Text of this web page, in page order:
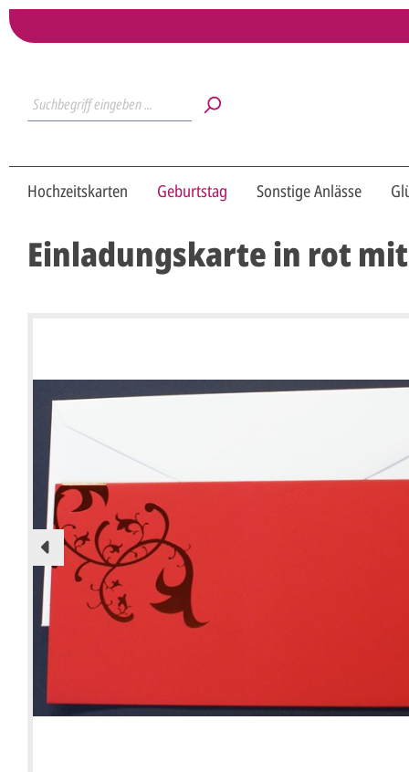
Hochzeitskarten Geburtstag Sonstige Anlässe
Einladungskarte in rot